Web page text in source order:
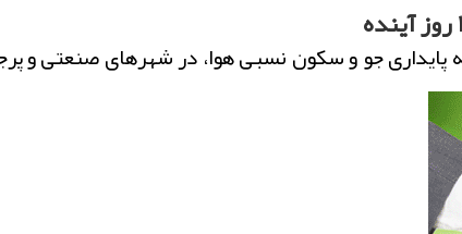
پایداری جو و سکون نسبی هوا، در شهرهای صنعتی